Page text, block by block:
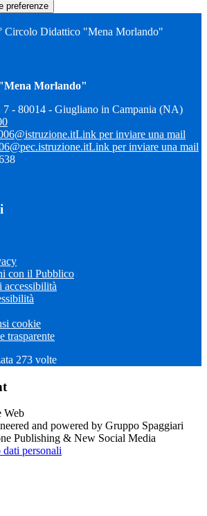
preferenze
Circolo Didattico "Mena Morlando"
Morlando"
7 - 80014 - Giugliano in Campania (NA)
Link per inviare una mail
Link per inviare una mail
con il Pubblico
cookie
trasparente
273 volte
and powered by Gruppo Spaggiari
Publishing & New Social Media
personali